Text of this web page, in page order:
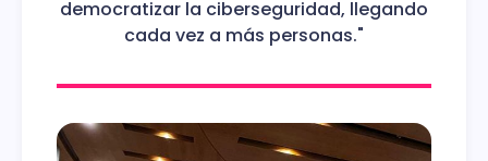
democratizar la ciberseguridad, llegando
cada vez a más personas."